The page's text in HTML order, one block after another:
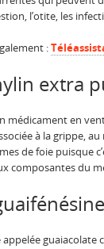
l’otite, les
:
extra
médicament en
à la grippe,
de foie puisque
composantes du
appelée guaiacolate